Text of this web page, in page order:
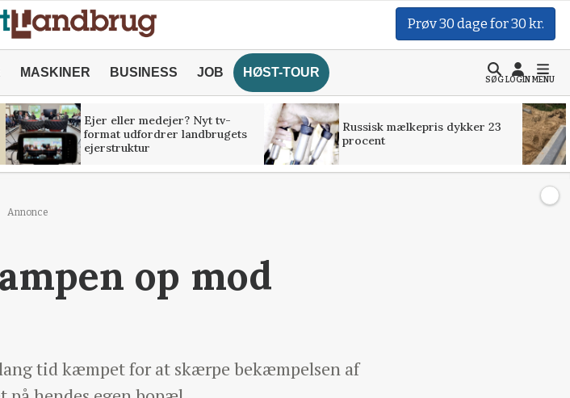
Prøv 30 dage for 30 kr.
MASKINER BUSINESS JOB HØST-TOUR
SØGLOGINMENU
Ejer eller medejer? Nyt tv-
format udfordrer landbrugets
ejerstruktur
Russisk mælkepris dykker 23
procent
Annonce
op mod
tid kæmpet for at skærpe bekæmpelsen af